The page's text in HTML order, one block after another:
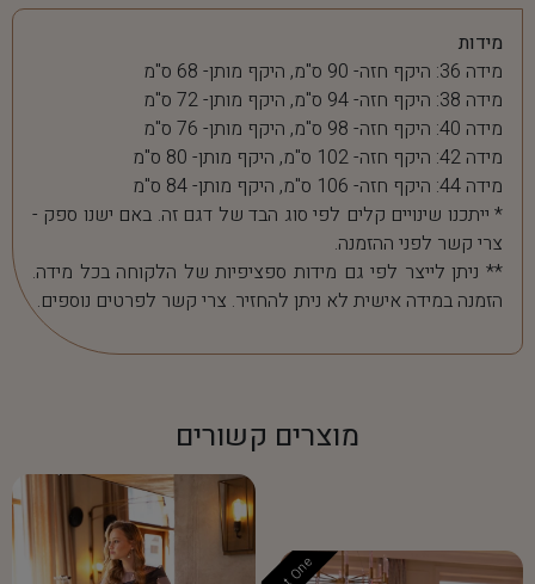
מידות
מידה 36: היקף חזה- 90 ס"מ, היקף מותן- 68 ס"מ
מידה 38: היקף חזה- 94 ס"מ, היקף מותן- 72 ס"מ
מידה 40: היקף חזה- 98 ס"מ, היקף מותן- 76 ס"מ
מידה 42: היקף חזה- 102 ס"מ, היקף מותן- 80 ס"מ
מידה 44: היקף חזה- 106 ס"מ, היקף מותן- 84 ס"מ
* ייתכנו שינויים קלים לפי סוג הבד של דגם זה. באם ישנו ספק -
צרי קשר לפני ההזמנה.
** ניתן לייצר לפי גם מידות ספציפיות של הלקוחה בכל מידה.
הזמנה במידה אישית לא ניתן להחזיר. צרי קשר לפרטים נוספים.
מוצרים קשורים